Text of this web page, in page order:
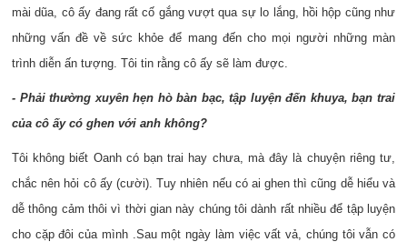
mài dũa, cô ấy đang rất cố gắng vượt qua sự lo lắng, hồi hộp cũng như
những vấn đề về sức khỏe để mang đến cho mọi người những màn
trình diễn ấn tượng. Tôi tin rằng cô ấy sẽ làm được.
- Phải thường xuyên hẹn hò bàn bạc, tập luyện đến khuya, bạn trai
của cô ấy có ghen với anh không?
Tôi không biết Oanh có bạn trai hay chưa, mà đây là chuyện riêng tư,
chắc nên hỏi cô ấy (cười). Tuy nhiên nếu có ai ghen thì cũng dễ hiểu và
dễ thông cảm thôi vì thời gian này chúng tôi dành rất nhiều để tập luyện
cho cặp đôi của mình .Sau một ngày làm việc vất vả, chúng tôi vẫn có